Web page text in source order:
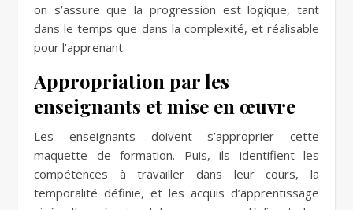
on s’assure que la progression est logique, tant
dans le temps que dans la complexité, et réalisable
pour l’apprenant.
Appropriation par les
enseignants et mise en œuvre
Les enseignants doivent s’approprier cette
maquette de formation. Puis, ils identifient les
compétences à travailler dans leur cours, la
temporalité définie, et les acquis d’apprentissage